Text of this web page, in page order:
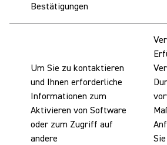
Bestätigungen
Um Sie zu kontaktieren
und Ihnen erforderliche
Informationen zum
Aktivieren von Software
oder zum Zugriff auf
andere